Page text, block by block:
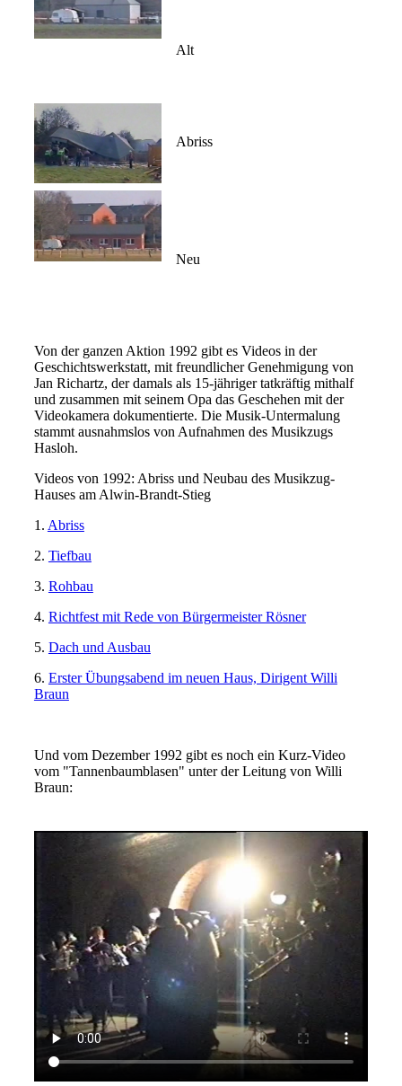
Alt
Abriss
Neu
Von der ganzen Aktion 1992 gibt es Videos in der
Geschichtswerkstatt, mit freundlicher Genehmigung von
Jan Richartz, der damals als 15-jähriger tatkräftig mithalf
und zusammen mit seinem Opa das Geschehen mit der
Videokamera dokumentierte. Die Musik-Untermalung
stammt ausnahmslos von Aufnahmen des Musikzugs
Hasloh.
Videos von 1992: Abriss und Neubau des Musikzug-
Hauses am Alwin-Brandt-Stieg
1. Abriss
2. Tiefbau
3. Rohbau
4. Richtfest mit Rede von Bürgermeister Rösner
5. Dach und Ausbau
6. Erster Übungsabend im neuen Haus, Dirigent Willi
Braun
Und vom Dezember 1992 gibt es noch ein Kurz-Video
vom "Tannenbaumblasen" unter der Leitung von Willi
Braun: